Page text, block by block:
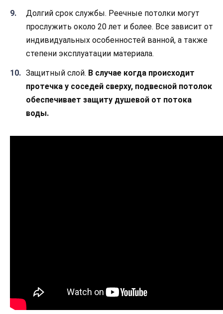
Долгий срок службы. Реечные потолки могут
прослужить около 20 лет и более. Все зависит от
индивидуальных особенностей ванной, а также
степени эксплуатации материала.
Защитный слой. В случае когда происходит
протечка у соседей сверху, подвесной потолок
обеспечивает защиту душевой от потока
воды.